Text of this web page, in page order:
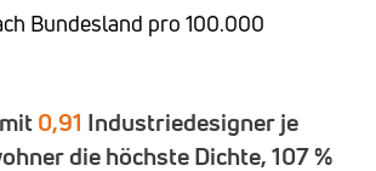
Bundesland pro 100.000
0,91 Industriedesigner je
die höchste Dichte, 107 %